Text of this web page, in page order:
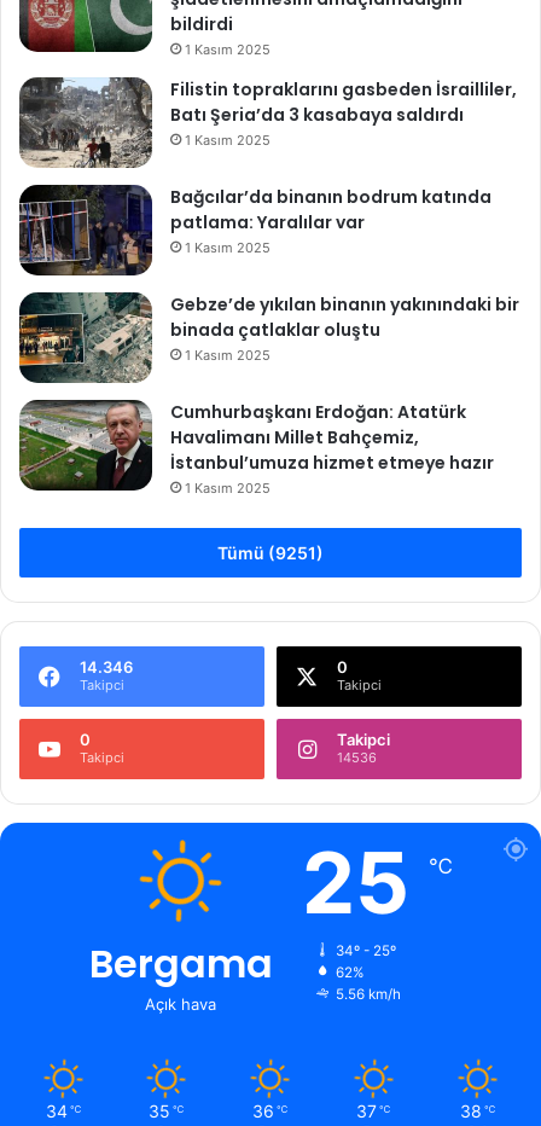
m
’
bildirdi
1 Kasım 2025
Filistin topraklarını gasbeden İsrailliler,
Batı Şeria’da 3 kasabaya saldırdı
1 Kasım 2025
Bağcılar’da binanın bodrum katında
patlama: Yaralılar var
1 Kasım 2025
Gebze’de yıkılan binanın yakınındaki bir
binada çatlaklar oluştu
1 Kasım 2025
Cumhurbaşkanı Erdoğan: Atatürk
Havalimanı Millet Bahçemiz,
İstanbul’umuza hizmet etmeye hazır
1 Kasım 2025
Tümü (9251)
14.346
Takipci
0
Takipci
0
Takipci
Takipci
14536
Bergama
Açık hava
25 ℃
34º - 25º
62%
5.56 km/h
34 ℃ 35 ℃ 36 ℃ 37 ℃ 38 ℃